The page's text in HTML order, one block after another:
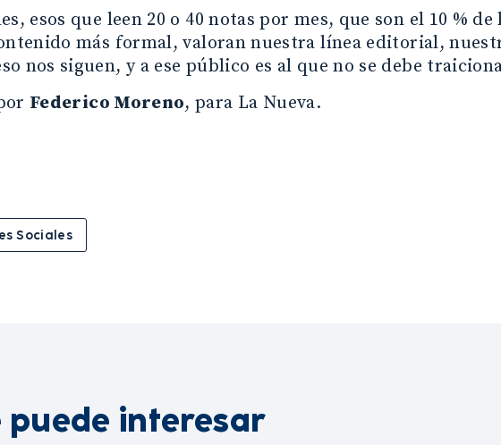
esos que leen 20 o 40 notas por mes, que son el 10 %
más formal, valoran nuestra línea editorial,
nos siguen, y a ese público es al que no se debe
Federico Moreno, para La Nueva.
Sociales
puede interesar